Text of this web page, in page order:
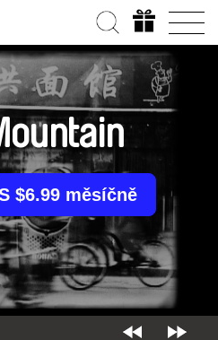
$6.99 měsíčně